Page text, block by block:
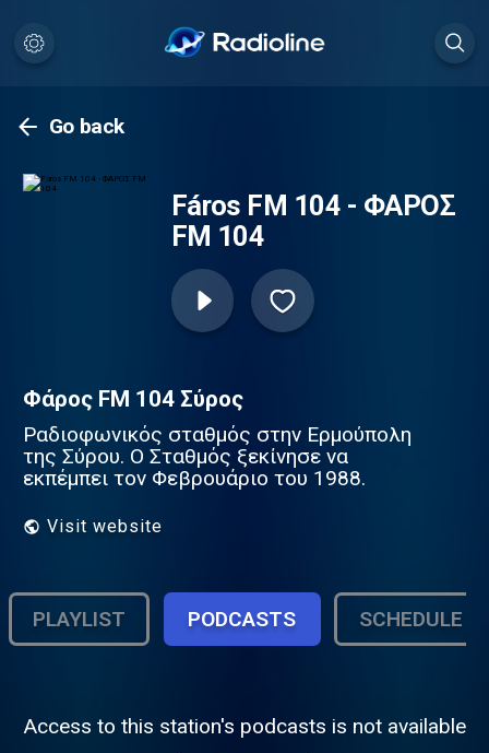
Go back
Fáros FM 104 - ΦΑΡΟΣ
FM 104
Φάρος FM 104 Σύρος
Ραδιοφωνικός σταθμός στην Ερμούπολη
της Σύρου. Ο Σταθμός ξεκίνησε να
εκπέμπει τον Φεβρουάριο του 1988.
Visit website
PLAYLIST PODCASTS SCHEDULE
Access to this station's podcasts is not available